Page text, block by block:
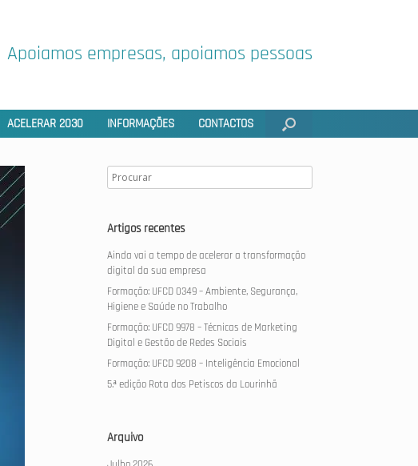
Apoiamos empresas, apoiamos pessoas
ACELERAR 2030 INFORMAÇÕES CONTACTOS
Artigos recentes
Ainda vai a tempo de acelerar a transformação
digital da sua empresa
Formação: UFCD 0349 – Ambiente, Segurança,
Higiene e Saúde no Trabalho
Formação: UFCD 9978 – Técnicas de Marketing
Digital e Gestão de Redes Sociais
Formação: UFCD 9208 – Inteligência Emocional
5.ª edição Rota dos Petiscos da Lourinhã
Arquivo